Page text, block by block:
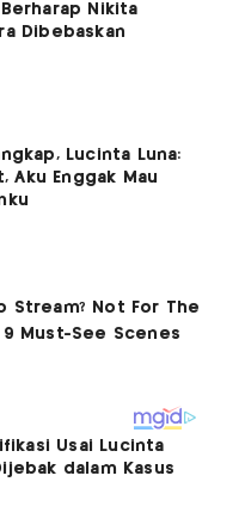
Nikita
Dibebaskan
Lucinta Luna:
Aku Enggak Mau
Usai Lucinta
dalam Kasus